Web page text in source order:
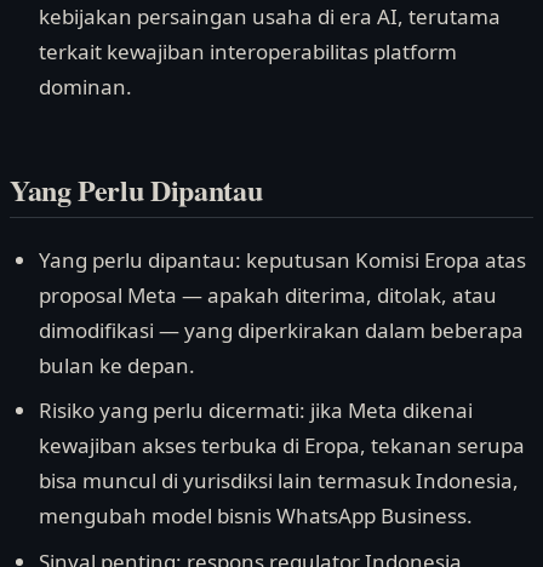
kebijakan persaingan usaha di era AI, terutama
terkait kewajiban interoperabilitas platform
dominan.
Yang Perlu Dipantau
Yang perlu dipantau: keputusan Komisi Eropa atas
proposal Meta — apakah diterima, ditolak, atau
dimodifikasi — yang diperkirakan dalam beberapa
bulan ke depan.
Risiko yang perlu dicermati: jika Meta dikenai
kewajiban akses terbuka di Eropa, tekanan serupa
bisa muncul di yurisdiksi lain termasuk Indonesia,
mengubah model bisnis WhatsApp Business.
Sinyal penting: respons regulator Indonesia